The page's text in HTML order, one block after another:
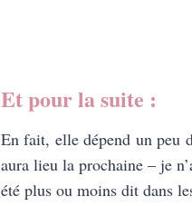
Et pour la suite :
En fait, elle dépend un peu
aura lieu la prochaine – je
été plus ou moins dit dans